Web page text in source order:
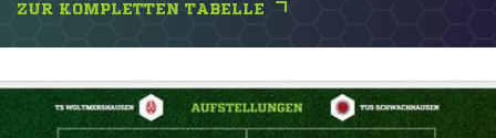
ZUR KOMPLETTEN TABELLE